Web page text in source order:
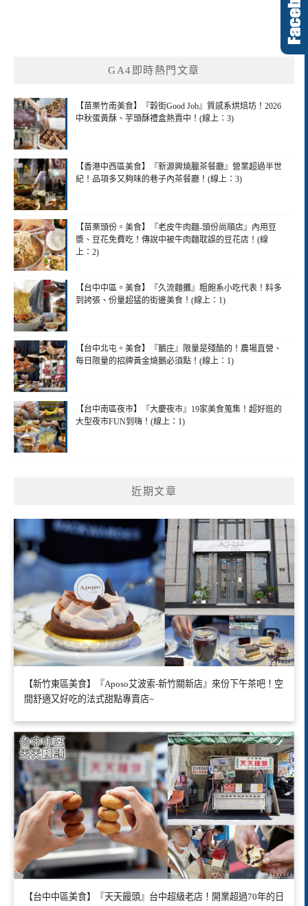
GA4即時熱門文章
【苗栗竹南美食】『穀街Good Job』質感系烘焙坊！2026
中秋蛋黃酥、芋頭酥禮盒熱賣中！(線上：3)
【香港中西區美食】『新源興燒臘茶餐廳』營業超過半世
紀！品項多又夠味的巷子內茶餐廳！(線上：3)
【苗栗頭份。美食】『老皮牛肉麵-頭份尚順店』內用豆
漿、豆花免費吃！傳說中被牛肉麵耽誤的豆花店！(線
上：2)
【台中中區。美食】『久流麵攤』粗飽系小吃代表！料多
到誇張、份量超猛的街邊美食！(線上：1)
【台中北屯。美食】『鵝庄』限量是殘酷的！農場直營、
每日限量的招牌黃金燒鵝必須點！(線上：1)
【台中南區夜市】『大慶夜市』19家美食蒐集！超好逛的
大型夜市FUN到嗨！(線上：1)
近期文章
【新竹東區美食】『Aposo艾波索-新竹關新店』來份下午茶吧！空
間舒適又好吃的法式甜點專賣店~
【台中中區美食】『天天饅頭』台中超級老店！開業超過70年的日